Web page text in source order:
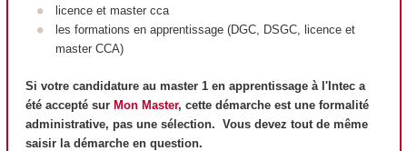
licence et master cca
les formations en apprentissage (DGC, DSGC, licence et
master CCA)
Si votre candidature au master 1 en apprentissage à l'Intec a
été accepté sur Mon Master, cette démarche est une formalité
administrative, pas une sélection. Vous devez tout de même
saisir la démarche en question.